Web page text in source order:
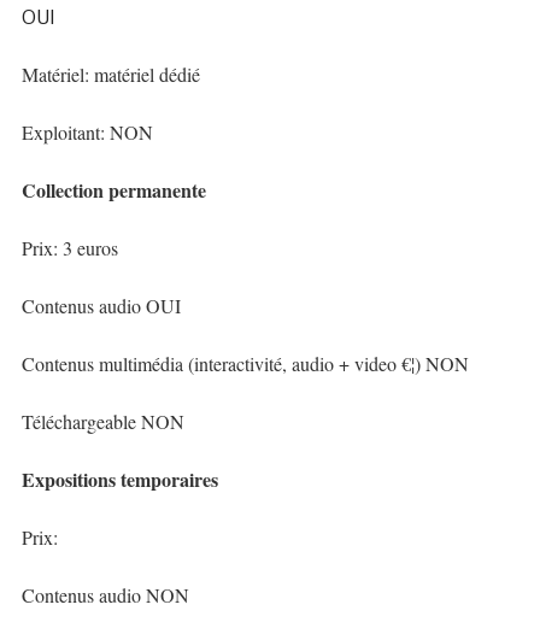
OUI
Matériel: matériel dédié
Exploitant: NON
Collection permanente
Prix: 3 euros
Contenus audio OUI
Contenus multimédia (interactivité, audio + video €¦) NON
Téléchargeable NON
Expositions temporaires
Prix:
Contenus audio NON